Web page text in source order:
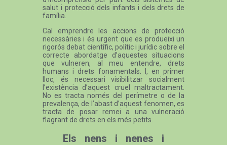
salut i protecció dels infants i dels drets de
família.
Cal emprendre les accions de protecció
necessàries i és urgent que es produeixi un
rigorós debat científic, polític i jurídic sobre el
correcte abordatge d’aquestes situacions
que vulneren, al meu entendre, drets
humans i drets fonamentals. I, en primer
lloc, és necessari visibilitzar socialment
l’existència d’aquest cruel maltractament.
No es tracta només del perímetre o de la
prevalença, de l’abast d’aquest fenomen, es
tracta de posar remei a una vulneració
flagrant de drets en els més petits.
Els nens i nenes i